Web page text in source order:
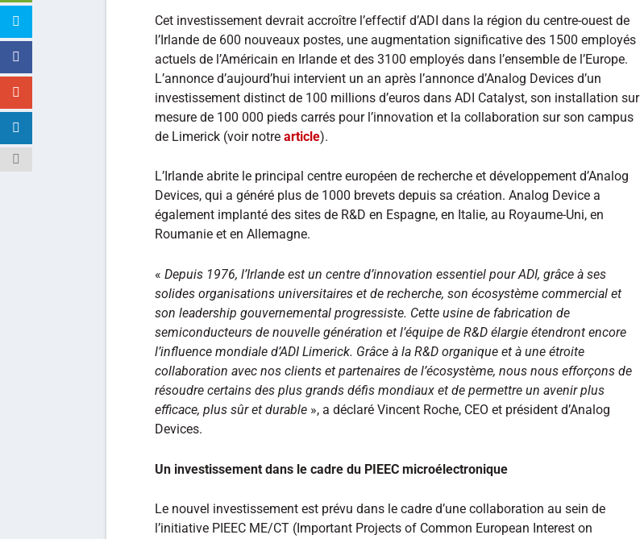
Cet investissement devrait accroître l’effectif d’ADI dans la région du centre-ouest de
l’Irlande de 600 nouveaux postes, une augmentation significative des 1500 employés
actuels de l’Américain en Irlande et des 3100 employés dans l’ensemble de l’Europe.
L’annonce d’aujourd’hui intervient un an après l’annonce d’Analog Devices d’un
investissement distinct de 100 millions d’euros dans ADI Catalyst, son installation sur
mesure de 100 000 pieds carrés pour l’innovation et la collaboration sur son campus
de Limerick (voir notre article).
L’Irlande abrite le principal centre européen de recherche et développement d’Analog
Devices, qui a généré plus de 1000 brevets depuis sa création. Analog Device a
également implanté des sites de R&D en Espagne, en Italie, au Royaume-Uni, en
Roumanie et en Allemagne.
« Depuis 1976, l’Irlande est un centre d’innovation essentiel pour ADI, grâce à ses
solides organisations universitaires et de recherche, son écosystème commercial et
son leadership gouvernemental progressiste. Cette usine de fabrication de
semiconducteurs de nouvelle génération et l’équipe de R&D élargie étendront encore
l’influence mondiale d’ADI Limerick. Grâce à la R&D organique et à une étroite
collaboration avec nos clients et partenaires de l’écosystème, nous nous efforçons de
résoudre certains des plus grands défis mondiaux et de permettre un avenir plus
efficace, plus sûr et durable », a déclaré Vincent Roche, CEO et président d’Analog
Devices.
Un investissement dans le cadre du PIEEC microélectronique
Le nouvel investissement est prévu dans le cadre d’une collaboration au sein de
l’initiative PIEEC ME/CT (Important Projects of Common European Interest on